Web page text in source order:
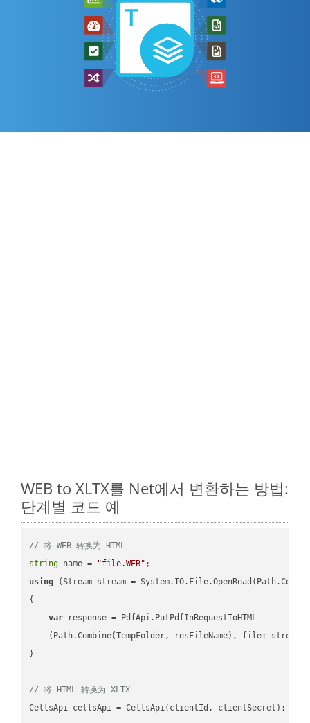
WEB to XLTX를 Net에서 변환하는 방법:
단계별 코드 예
// 将 WEB 转换为 HTML
string name = "file.WEB"
using (Stream stream =
{
var response = PdfApi.PutPdfInRequestToHTML
    (Path.Combine(TempFolder, resFileName), file: stream);
}
// 将 HTML 转换为 XLTX
CellsApi cellsApi = CellsApi(clientId, clientSecret);